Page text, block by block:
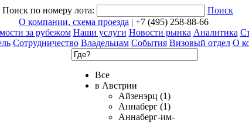
Поиск по номеру лота:
Поиск
О компании, схема проезда | +7 (495) 258-88-66
за рубежом Наши услуги Новости рынка Аналитика
Сотрудничество Владельцам События Визовый отдел О
Все
в Австрии
Айзенэрц (1)
Аннаберг (1)
Аннаберг-им-